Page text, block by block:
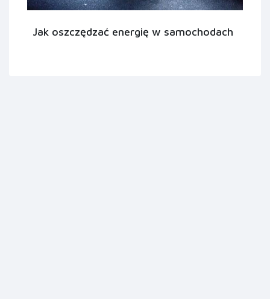
Jak oszczędzać energię w samochodach